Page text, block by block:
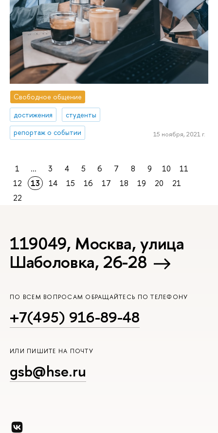
Свободное общение
достижения
студенты
репортаж о событии
15 ноября, 2021 г.
1 ... 3 4 5 6 7 8 9 10
11
12
13 14 15 16 17 18 19 20
21
22
119049, Москва, улица
Шаболовка, 26-28
ПО ВСЕМ ВОПРОСАМ ОБРАЩАЙТЕСЬ ПО ТЕЛЕФОНУ
+7(495) 916-89-48
ИЛИ ПИШИТЕ НА ПОЧТУ
gsb@hse.ru